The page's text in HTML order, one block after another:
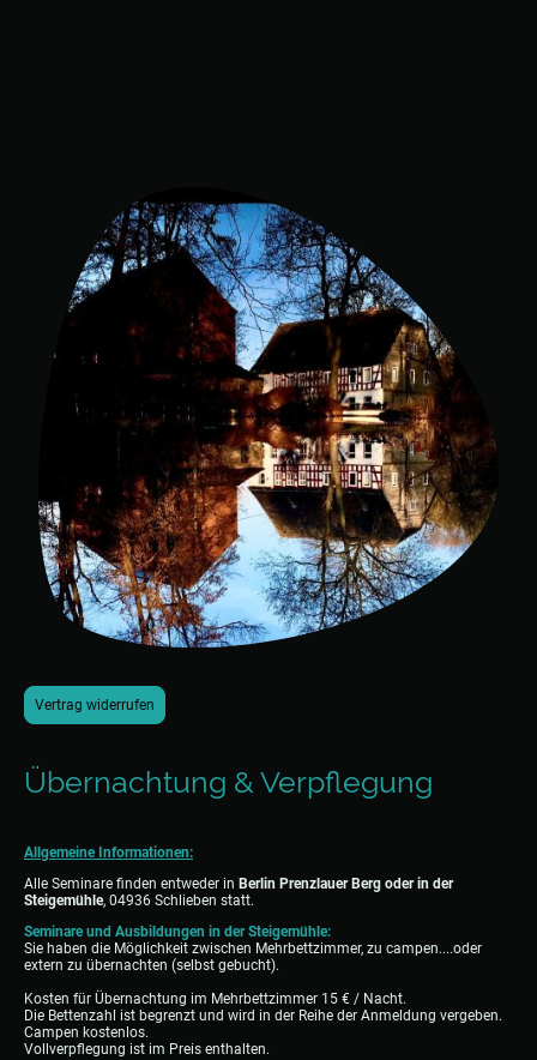
Vertrag widerrufen
Übernachtung & Verpflegung
Allgemeine Informationen:
Alle Seminare finden entweder in Berlin Prenzlauer Berg oder in der
Steigemühle, 04936 Schlieben statt.
Seminare und Ausbildungen in der Steigemühle:
Sie haben die Möglichkeit zwischen Mehrbettzimmer, zu campen....oder
extern zu übernachten (selbst gebucht).
Kosten für Übernachtung im Mehrbettzimmer 15 € / Nacht.
Die Bettenzahl ist begrenzt und wird in der Reihe der Anmeldung vergeben.
Campen kostenlos.
Vollverpflegung ist im Preis enthalten.